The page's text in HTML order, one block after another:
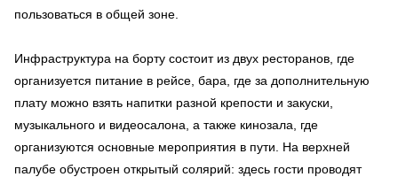
пользоваться в общей зоне.
Инфраструктура на борту состоит из двух ресторанов, где
организуется питание в рейсе, бара, где за дополнительную
плату можно взять напитки разной крепости и закуски,
музыкального и видеосалона, а также кинозала, где
организуются основные мероприятия в пути. На верхней
палубе обустроен открытый солярий: здесь гости проводят